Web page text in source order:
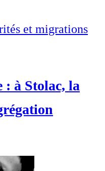
et migrations
: à Stolac, la